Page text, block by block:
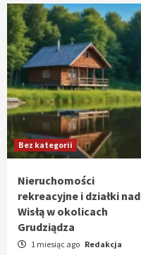
Bez kategorii
Nieruchomości
rekreacyjne i działki nad
Wisłą w okolicach
Grudziądza
1 miesiąc ago Redakcja